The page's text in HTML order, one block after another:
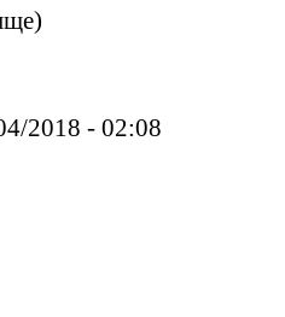
2018 - 02:08